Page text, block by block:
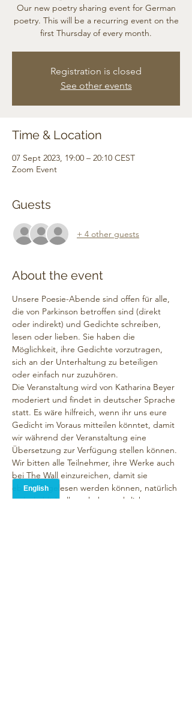
Our new poetry sharing event for German
poetry. This will be a recurring event on the
first Thursday of every month.
Registration is closed
See other events
Time & Location
07 Sept 2023, 19:00 – 20:10 CEST
Zoom Event
Guests
+ 4 other guests
About the event
Unsere Poesie-Abende sind offen für alle,
die von Parkinson betroffen sind (direkt
oder indirekt) und Gedichte schreiben,
lesen oder lieben. Sie haben die
Möglichkeit, ihre Gedichte vorzutragen,
sich an der Unterhaltung zu beteiligen
oder einfach nur zuzuhören.
Die Veranstaltung wird von Katharina Beyer
moderiert und findet in deutscher Sprache
statt. Es wäre hilfreich, wenn ihr uns eure
Gedicht im Voraus mitteilen könntet, damit
wir während der Veranstaltung eine
Übersetzung zur Verfügung stellen können.
Wir bitten alle Teilnehmer, ihre Werke auch
bei The Wall einzureichen, damit sie
ebenfalls gelesen werden können, natürlich
vorbehaltlich aller urheberrechtlichen